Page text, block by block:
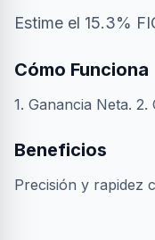
Estime el 15.3%
Cómo Funciona
1. Ganancia Neta. 2.
Beneficios
Precisión y rapidez